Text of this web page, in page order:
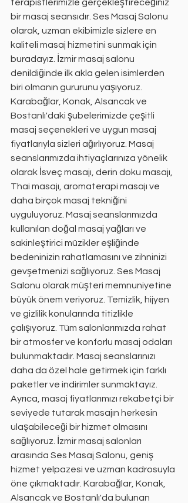
terapistlerimizle gerçekleştireceğiniz
bir masaj seansıdır. Ses Masaj Salonu
olarak, uzman ekibimizle sizlere en
kaliteli masaj hizmetini sunmak için
buradayız. İzmir masaj salonu
denildiğinde ilk akla gelen isimlerden
biri olmanın gururunu yaşıyoruz.
Karabağlar, Konak, Alsancak ve
Bostanlı'daki şubelerimizde çeşitli
masaj seçenekleri ve uygun masaj
fiyatlarıyla sizleri ağırlıyoruz. Masaj
seanslarımızda ihtiyaçlarınıza yönelik
olarak İsveç masajı, derin doku masajı,
Thai masajı, aromaterapi masajı ve
daha birçok masaj tekniğini
uyguluyoruz. Masaj seanslarımızda
kullanılan doğal masaj yağları ve
sakinleştirici müzikler eşliğinde
bedeninizin rahatlamasını ve zihninizi
gevşetmenizi sağlıyoruz. Ses Masaj
Salonu olarak müşteri memnuniyetine
büyük önem veriyoruz. Temizlik, hijyen
ve gizlilik konularında titizlikle
çalışıyoruz. Tüm salonlarımızda rahat
bir atmosfer ve konforlu masaj odaları
bulunmaktadır. Masaj seanslarınızı
daha da özel hale getirmek için farklı
paketler ve indirimler sunmaktayız.
Ayrıca, masaj fiyatlarımızı rekabetçi bir
seviyede tutarak masajın herkesin
ulaşabileceği bir hizmet olmasını
sağlıyoruz. İzmir masaj salonları
arasında Ses Masaj Salonu, geniş
hizmet yelpazesi ve uzman kadrosuyla
öne çıkmaktadır. Karabağlar, Konak,
Alsancak ve Bostanlı'da bulunan